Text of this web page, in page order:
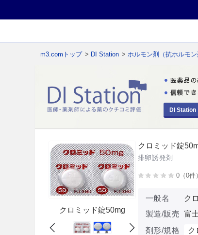
m3.comトップ > DI Station > ホルモン剤（抗ホルモン
DI Station
クロミッド錠50mg
クロミッド錠
排卵誘発剤
0（0件
一般名
ク
製造/販売 富
剤形/規格
ク